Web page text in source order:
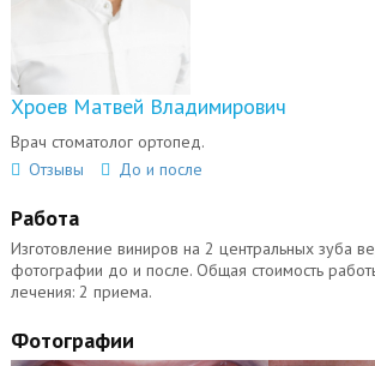
Хроев Матвей Владимирович
Врач стоматолог ортопед.
Отзывы
До и после
Работа
Изготовление виниров на 2 центральных зуба
фотографии до и после. Общая стоимость
лечения: 2 приема.
Фотографии